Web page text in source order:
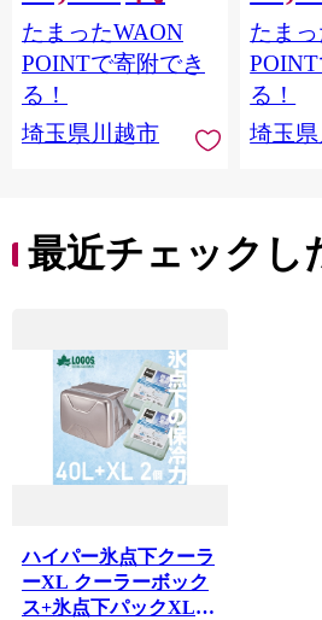
たまったWAON
POINTで寄附でき
る！
埼玉県川越市
たま
る！
埼玉
最近チェックし
ハイパー氷点下クーラ
ーXL クーラーボック
ス+氷点下パックXL2